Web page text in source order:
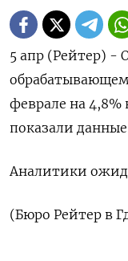
5 апр (Рейтер) -
феврале на
показали данные
Аналитики
(Бюро Рейтер в